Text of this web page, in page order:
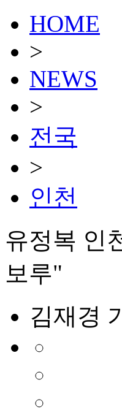
HOME
>
NEWS
>
전국
>
인천
유정복 인
보루"
김재경